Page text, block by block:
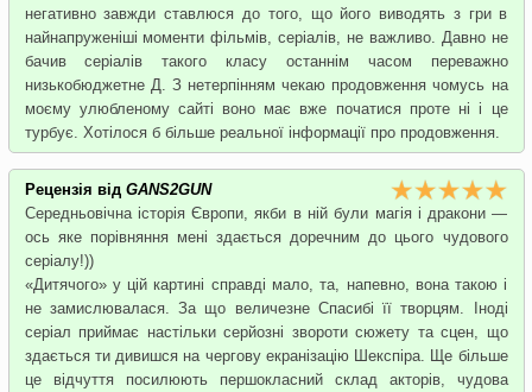
негативно завжди ставлюся до того, що його виводять з гри в
найнапруженіші моменти фільмів, серіалів, не важливо. Давно не
бачив серіалів такого класу останнім часом переважно
низькобюджетне Д. З нетерпінням чекаю продовження чомусь на
моєму улюбленому сайті воно має вже початися проте ні і це
турбує. Хотілося б більше реальної інформації про продовження.
Рецензія від GANS2GUN
Середньовічна історія Європи, якби в ній були магія і дракони —
ось яке порівняння мені здається доречним до цього чудового
серіалу!))
«Дитячого» у цій картині справді мало, та, напевно, вона такою і
не замислювалася. За що величезне Спасибі її творцям. Іноді
серіал приймає настільки серйозні звороти сюжету та сцен, що
здається ти дивишся на чергову екранізацію Шекспіра. Ще більше
це відчуття посилюють першокласний склад акторів, чудова